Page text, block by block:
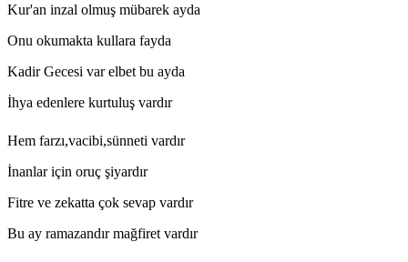
Kur'an inzal olmuş mübarek ayda
Onu okumakta kullara fayda
Kadir Gecesi var elbet bu ayda
İhya edenlere kurtuluş vardır
Hem farzı,vacibi,sünneti vardır
İnanlar için oruç şiyardır
Fitre ve zekatta çok sevap vardır
Bu ay ramazandır mağfiret vardır